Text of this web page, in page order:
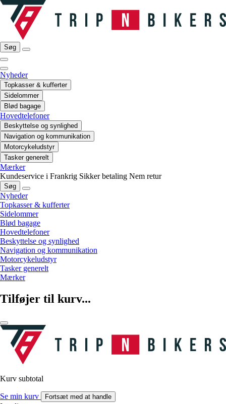
Søg
Nyheder
Topkasser & kufferter
Sidelommer
Blød bagage
Hovedtelefoner
Beskyttelse og synlighed
Navigation og kommunikation
Motorcykeludstyr
Tasker generelt
Mærker
Kundeservice i Frankrig Sikker betaling Nem retur
Søg
Nyheder
Topkasser & kufferter
Sidelommer
Blød bagage
Hovedtelefoner
Beskyttelse og synlighed
Navigation og kommunikation
Motorcykeludstyr
Tasker generelt
Mærker
Tilføjer til kurv...
Kurv subtotal
Se min kurv Fortsæt med at handle